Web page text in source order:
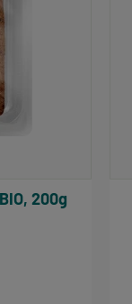
200g